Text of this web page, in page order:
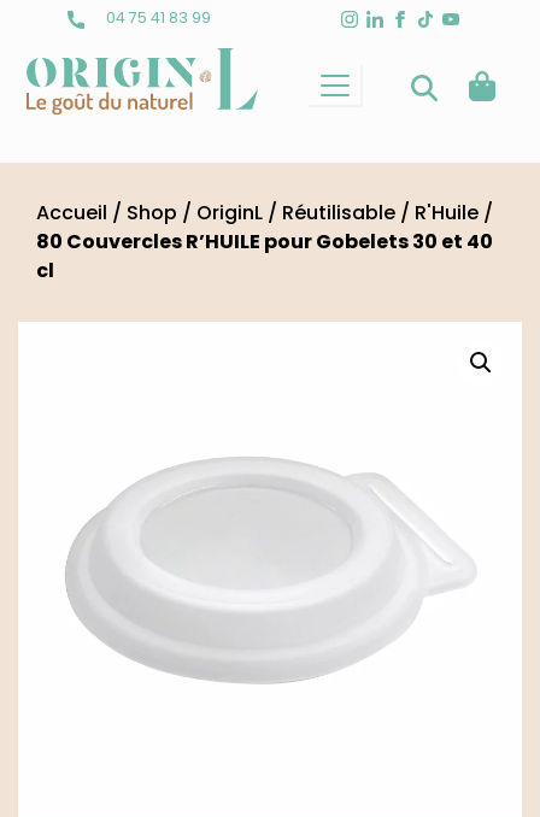
content
04 75 41 83 99
Accueil / Shop / OriginL / Réutilisable / R'Huile /
80 Couvercles R’HUILE pour Gobelets 30 et 40
cl